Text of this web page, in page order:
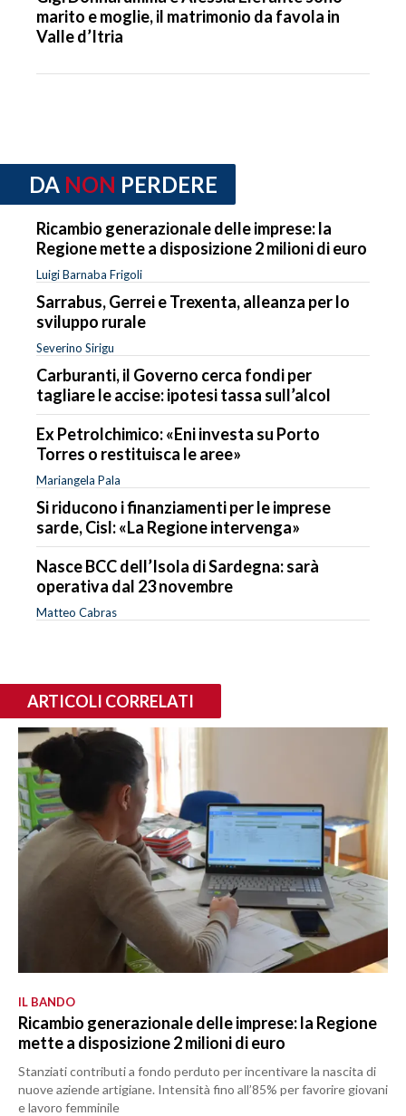
marito e moglie, il matrimonio da favola in
Valle d’Itria
DA NON PERDERE
Ricambio generazionale delle imprese: la
Regione mette a disposizione 2 milioni di euro
Luigi Barnaba Frigoli
Sarrabus, Gerrei e Trexenta, alleanza per lo
sviluppo rurale
Severino Sirigu
Carburanti, il Governo cerca fondi per
tagliare le accise: ipotesi tassa sull’alcol
Ex Petrolchimico: «Eni investa su Porto
Torres o restituisca le aree»
Mariangela Pala
Si riducono i finanziamenti per le imprese
sarde, Cisl: «La Regione intervenga»
Nasce BCC dell’Isola di Sardegna: sarà
operativa dal 23 novembre
Matteo Cabras
ARTICOLI CORRELATI
IL BANDO
Ricambio generazionale delle imprese: la Regione
mette a disposizione 2 milioni di euro
Stanziati contributi a fondo perduto per incentivare la nascita di
nuove aziende artigiane. Intensità fino all’85% per favorire giovani
e lavoro femminile